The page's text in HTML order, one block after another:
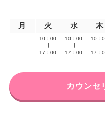
月 火 水 木
–
10：00
17：00
10：00
17：00
10：
17：
カウンセ